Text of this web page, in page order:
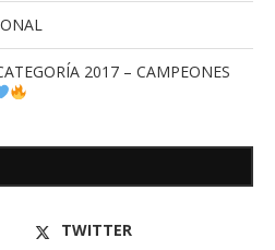
2017 – CAMPEONES
TWITTER